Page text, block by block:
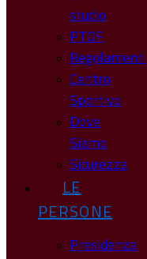
studio
PTOF
Regolamenti
Centro
Sportivo
Dove
Siamo
Sicurezza
LE
PERSONE
Presidenza